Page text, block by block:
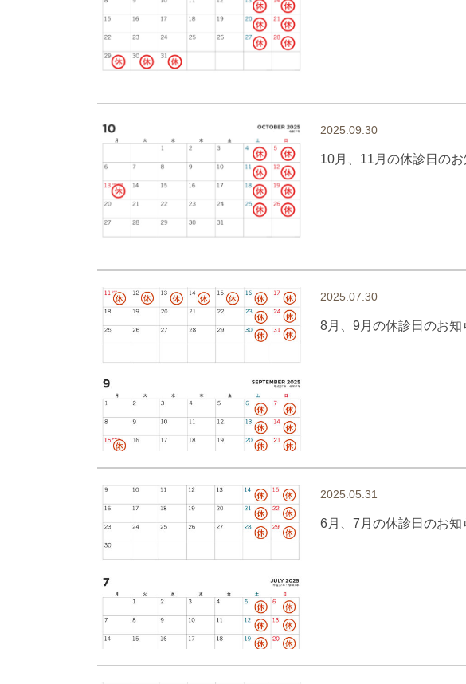
2025.09.30
10月、11月の休診日の
2025.07.30
8月、9月の休診日のお知
2025.05.31
6月、7月の休診日のお知